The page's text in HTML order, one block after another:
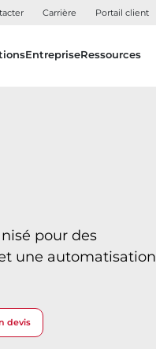
Carrière Portail client
EntrepriseRessources
pour des
une automatisation
devis